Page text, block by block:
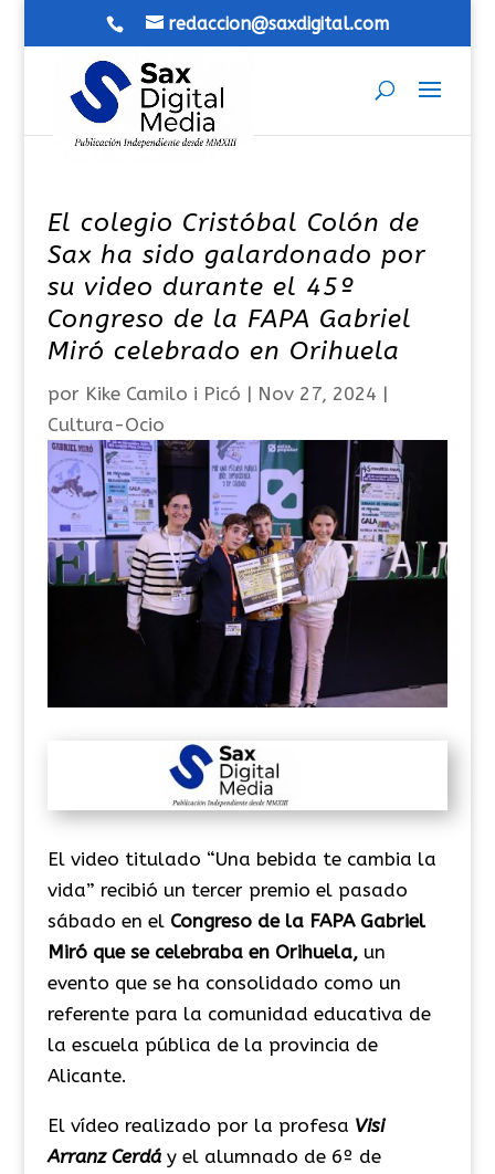
redaccion@saxdigital.com
El colegio Cristóbal Colón de
Sax ha sido galardonado por
su video durante el 45º
Congreso de la FAPA Gabriel
Miró celebrado en Orihuela
por Kike Camilo i Picó | Nov 27, 2024 |
Cultura-Ocio
El video titulado “Una bebida te cambia la
vida” recibió un tercer premio el pasado
sábado en elCongreso de la FAPA Gabriel
Miró que se celebraba en Orihuela, un
evento que se ha consolidado como un
referente para la comunidad educativa de
la escuela pública de la provincia de
Alicante.
El vídeo realizado por la profesa Visi
Arranz Cerdáy el alumnado de 6º de